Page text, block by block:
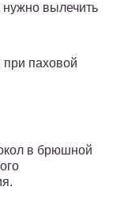
нужно вылечить
при паховой
в брюшной